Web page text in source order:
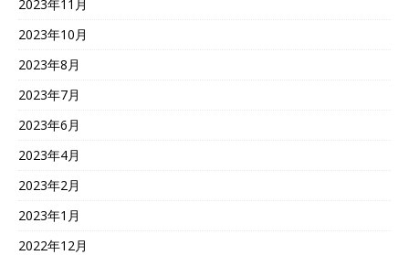
2023年11月
2023年10月
2023年8月
2023年7月
2023年6月
2023年4月
2023年2月
2023年1月
2022年12月